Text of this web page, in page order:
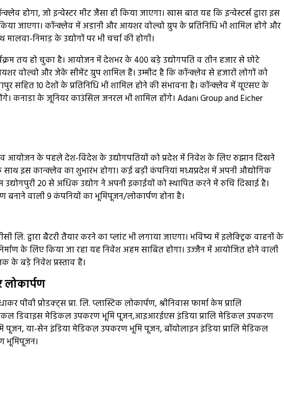
होगा, जो इन्वेस्टर मीट जैसा ही किया जाएगा। खास बात यह कि इन्वेस्टर्स द्वारा इस
जाएगा। कॉन्क्लेव में अडानी और आयशर वोल्वो ग्रुप के प्रतिनिधि भी शामिल होंगे और
निमाड़ के उद्योगों पर भी चर्चा की होगी।
तय हो चुका है। आयोजन में देशभर के 400 बड़े उद्योगपति व तीन हजार से छोटे
वोल्वो और जेके सीमेंट ग्रुप शामिल हैं। उम्मीद है कि कॉन्क्लेव से हजारों लोगों को
सहित 10 देशों के प्रतिनिधि भी शामिल होने की संभावना है। कॉन्क्लेव में यूएसए के
कनाडा के जूनियर काउंसिल जनरल भी शामिल होंगे। Adani Group and Eicher
आयोजन के पहले देश-विदेश के उद्योगपतियों को प्रदेश में निवेश के लिए रुझान दिखने
इस कान्क्लेव का शुभारंभ होगा। कई बड़ी कंपनियां मध्यप्रदेश में अपनी औद्योगिक
20 से अधिक उद्योग ने अपनी इकाईयों को स्थापित करने में रुचि दिखाई है।
बनाने वाली 9 कंपनियों का भूमिपूजन/लोकार्पण होना है।
द्वारा बैटरी तैयार करने का प्लांट भी लगाया जाएगा। भविष्य में इलेक्ट्रिक वाहनों के
के लिए किया जा रहा यह निवेश अहम साबित होगा। उज्जैन में आयोजित होने वाली
के बड़े निवेश प्रस्ताव हैं।
पीवी प्रोडक्ट्स प्रा. लि. प्लास्टिक लोकार्पण, श्रीनिवास फार्मा केम प्रालि
डिवाइस मेडिकल उपकरण भूमि पूजन,आइआरईएस इंडिया प्रालि मेडिकल उपकरण
या-सेन इंडिया मेडिकल उपकरण भूमि पूजन, बॉयोलाइन इंडिया प्रालि मेडिकल
भूमिपूजन।